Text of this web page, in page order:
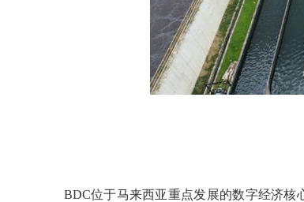
BDC位于马来西亚重点发展的数字经济